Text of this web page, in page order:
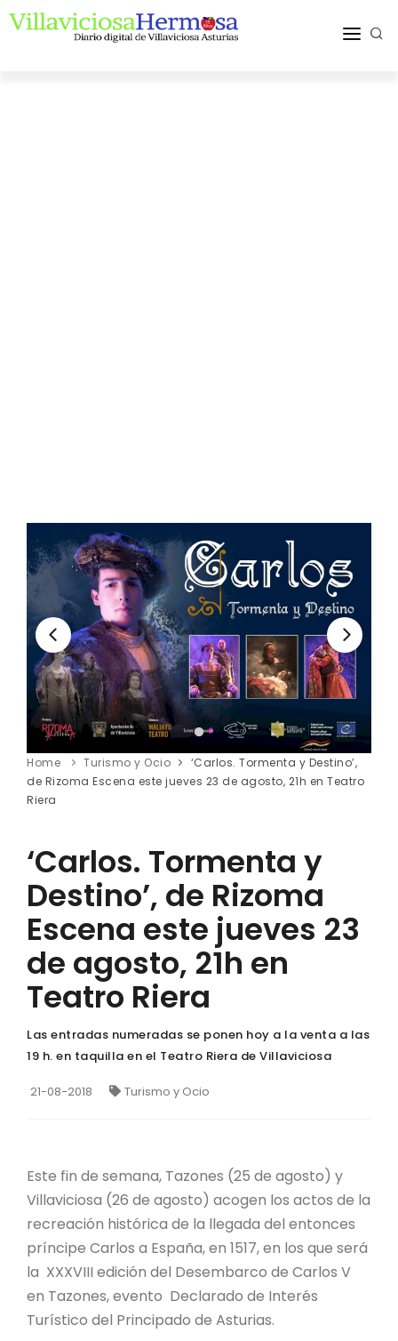
Home Turismo y Ocio
‘Carlos. Tormenta y Destino’,
de Rizoma Escena este jueves 23 de agosto, 21h en Teatro
Riera
‘Carlos. Tormenta y
Destino’, de Rizoma
Escena este jueves 23
de agosto, 21h en
Teatro Riera
Las entradas numeradas se ponen hoy a la venta a las
19 h. en taquilla en el Teatro Riera de Villaviciosa
21-08-2018 Turismo y Ocio
Este fin de semana, Tazones (25 de agosto) y
Villaviciosa (26 de agosto) acogen los actos de la
recreación histórica de la llegada del entonces
príncipe Carlos a España, en 1517, en los que será
la XXXVIII edición del Desembarco de Carlos V
en Tazones, evento Declarado de Interés
Turístico del Principado de Asturias.